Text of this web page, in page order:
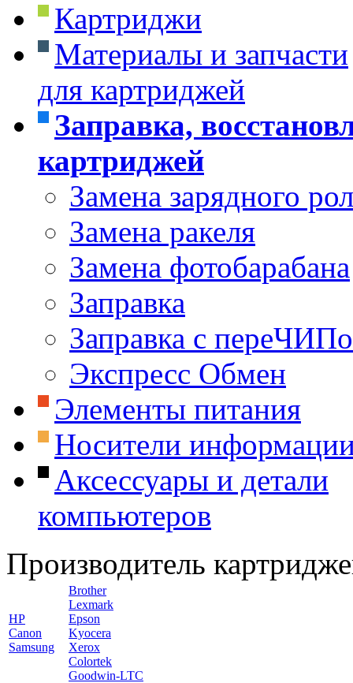
Картриджи
Материалы и запчасти
для картриджей
Заправка,
картриджей
Замена зарядного
Замена ракеля
Замена фотобарабана
Заправка
Заправка с
Экспресс Обмен
Элементы питания
Носители
Аксессуары и детали
компьютеров
Производитель
HP
Canon
Samsung
Brother
Lexmark
Epson
Kyocera
Xerox
Colortek
Goodwin-LTC